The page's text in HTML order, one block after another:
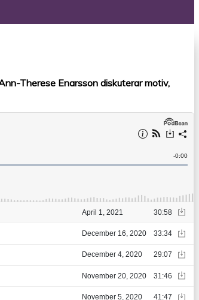
Therese Enarsson diskuterar motiv,